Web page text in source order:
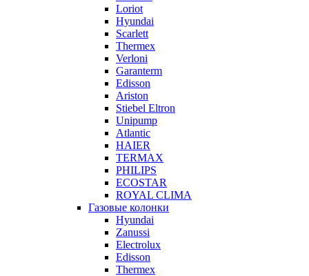
Loriot
Hyundai
Scarlett
Thermex
Verloni
Garanterm
Edisson
Ariston
Stiebel Eltron
Unipump
Atlantic
HAIER
TERMAX
PHILIPS
ECOSTAR
ROYAL CLIMA
Газовые колонки
Hyundai
Zanussi
Electrolux
Edisson
Thermex